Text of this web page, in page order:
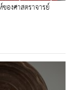
องศาสตราจารย์